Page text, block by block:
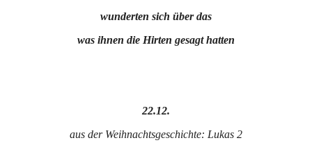
wunderten sich über das
was ihnen die Hirten gesagt hatten
22.12.
aus der Weihnachtsgeschichte: Lukas 2